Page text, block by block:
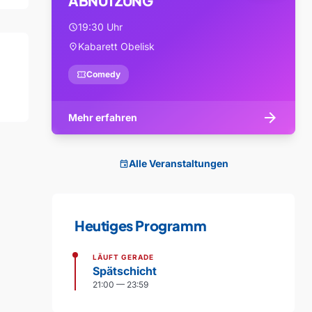
schedule19:30 Uhr
location_onKabarett Obelisk
confirmation_numberComedy
Mehr erfahren arrow_forward
eventAlle Veranstaltungen
Heutiges Programm
LÄUFT GERADE
Spätschicht
21:00 — 23:59